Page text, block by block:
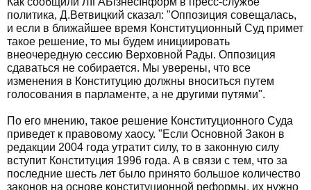
политика, Д.Ветвицкий сказал: "Оппозиция совещалась,
и если в ближайшее время Конституционный Суд примет
такое решение, то мы будем инициировать
внеочередную сессию Верховной Рады. Оппозиция
сдаваться не собирается. Мы уверены, что все
изменения в Конституцию должны вноситься путем
голосования в парламенте, а не другими путями".
По его мнению, такое решение Конституционного Суда
приведет к правовому хаосу. "Если Основной Закон в
редакции 2004 года утратит силу, то в законную силу
вступит Конституция 1996 года. А в связи с тем, что за
последние шесть лет было принято большое количество
законов на основе конституционной реформы, их нужно